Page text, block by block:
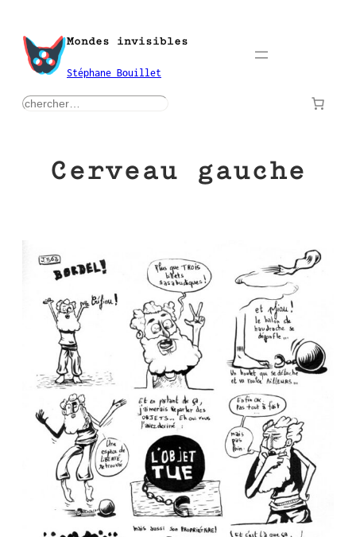
contenu
Mondes invisibles
Stéphane Bouillet
rechercher
Cerveau gauche